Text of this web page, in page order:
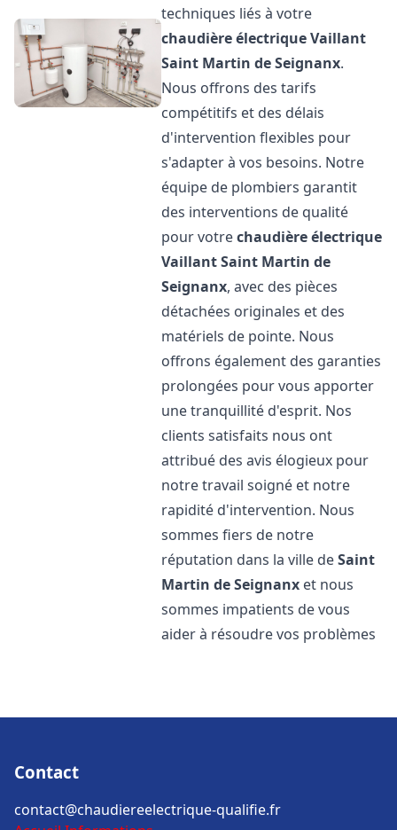
techniques liés à votre
chaudière électrique Vaillant
Saint Martin de Seignanx.
Nous offrons des tarifs
compétitifs et des délais
d'intervention flexibles pour
s'adapter à vos besoins. Notre
équipe de plombiers garantit
des interventions de qualité
pour votrechaudière électrique
VaillantSaint Martin de
Seignanx, avec des pièces
détachées originales et des
matériels de pointe. Nous
offrons également des garanties
prolongées pour vous apporter
une tranquillité d'esprit. Nos
clients satisfaits nous ont
attribué des avis élogieux pour
notre travail soigné et notre
rapidité d'intervention. Nous
sommes fiers de notre
réputation dans la ville deSaint
Martin de Seignanx et nous
sommes impatients de vous
aider à résoudre vos problèmes
Contact
contact@chaudiereelectrique-qualifie.fr